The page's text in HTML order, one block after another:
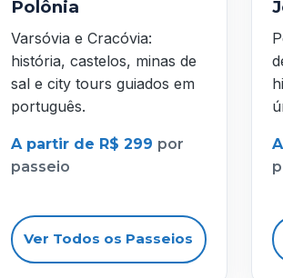
Polônia
Varsóvia e Cracóvia:
história, castelos, minas de
sal e city tours guiados em
português.
A partir de R$ 299 por
passeio
Ver Todos os Passeios